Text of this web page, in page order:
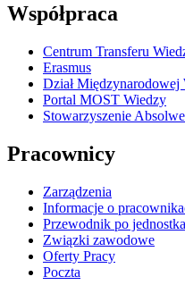
Współpraca
Centrum Transferu
Erasmus
Dział Międzynarodowej
Portal MOST Wiedzy
Stowarzyszenie
Pracownicy
Zarządzenia
Informacje o
Przewodnik po
Związki zawodowe
Oferty Pracy
Poczta